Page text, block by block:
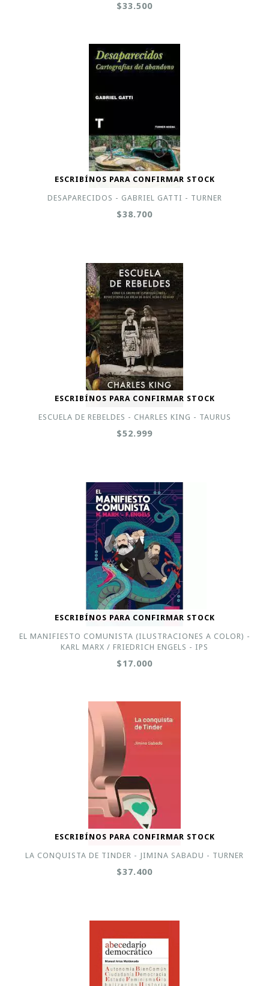
$33.500
ESCRIBÍNOS PARA CONFIRMAR STOCK
DESAPARECIDOS - GABRIEL GATTI - TURNER
$38.700
ESCRIBÍNOS PARA CONFIRMAR STOCK
ESCUELA DE REBELDES - CHARLES KING - TAURUS
$52.999
ESCRIBÍNOS PARA CONFIRMAR STOCK
EL MANIFIESTO COMUNISTA (ILUSTRACIONES A COLOR) -
KARL MARX / FRIEDRICH ENGELS - IPS
$17.000
ESCRIBÍNOS PARA CONFIRMAR STOCK
LA CONQUISTA DE TINDER - JIMINA SABADU - TURNER
$37.400